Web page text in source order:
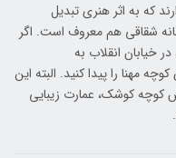
که به اثر هنری تبدیل
شقاقی هم معروف است. اگر
خیابان انقلاب به
مهنا را پیدا کنید. البته این
کوچه کوشک، عمارت زیبایی